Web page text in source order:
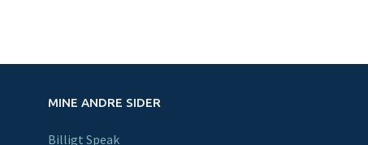
MINE ANDRE SIDER
Billigt Speak